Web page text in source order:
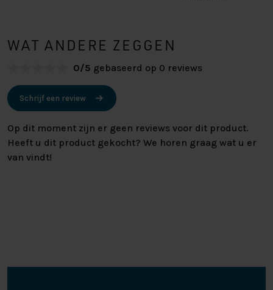
WAT ANDERE ZEGGEN
0/5 gebaseerd op 0 reviews
Schrijf een review
Op dit moment zijn er geen reviews voor dit product.
Heeft u dit product gekocht? We horen graag wat u er
van vindt!